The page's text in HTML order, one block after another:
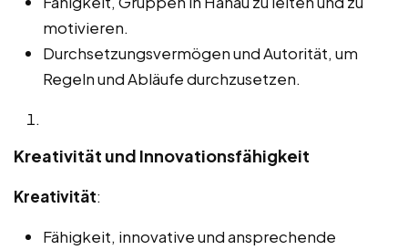
motivieren.
Durchsetzungsvermögen und Autorität, um
Regeln und Abläufe durchzusetzen.
Kreativität und Innovationsfähigkeit
Kreativität:
Fähigkeit, innovative und ansprechende